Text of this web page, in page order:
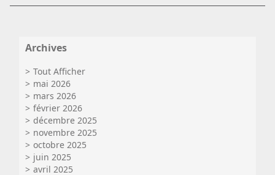
Archives
Tout Afficher
mai 2026
mars 2026
février 2026
décembre 2025
novembre 2025
octobre 2025
juin 2025
avril 2025